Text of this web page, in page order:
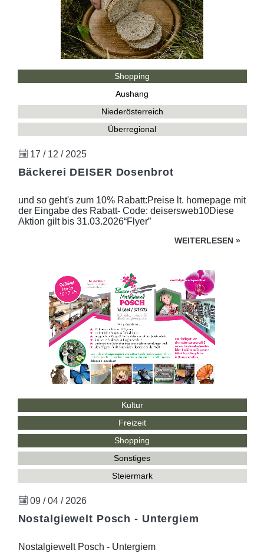
Shopping
Aushang
Niederösterreich
Überregional
17 / 12 / 2025
Bäckerei DEISER Dosenbrot
und so geht's zum 10% Rabatt:Preise lt. homepage mit
der Eingabe des Rabatt- Code: deisersweb10Diese
Aktion gilt bis 31.03.2026“Flyer”
WEITERLESEN »
Kultur
Freizeit
Shopping
Sonstiges
Steiermark
09 / 04 / 2026
Nostalgiewelt Posch - Untergiem
Nostalgiewelt Posch - Untergiem